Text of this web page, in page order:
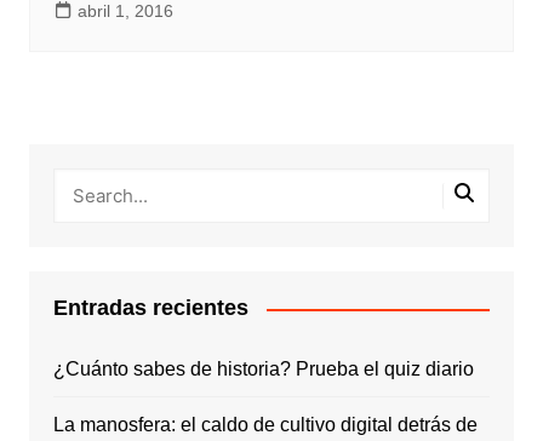
abril 1, 2016
Entradas recientes
¿Cuánto sabes de historia? Prueba el quiz diario
La manosfera: el caldo de cultivo digital detrás de